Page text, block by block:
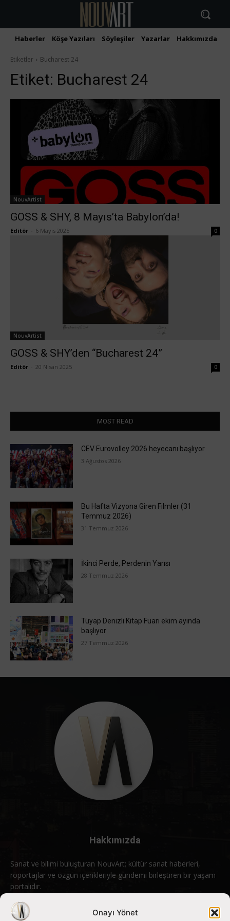
Onayı Yönet
Haberler Köşe Yazıları Söyleşiler Yazarlar Hakkımızda
Etiketler Bucharest 24
Etiket: Bucharest 24
NouvArtist
GOSS & SHY, 8 Mayıs’ta Babylon’da!
Editör 6 Mayıs 2025 0
NouvArtist
GOSS & SHY’den “Bucharest 24”
Editör 20 Nisan 2025 0
MOST READ
CEV Eurovolley 2026 heyecanı başlıyor
3 Ağustos 2026
Bu Hafta Vizyona Giren Filmler (31
Temmuz 2026)
31 Temmuz 2026
İkinci Perde, Perdenin Yarısı
28 Temmuz 2026
Tüyap Denizli Kitap Fuarı ekim ayında
başlıyor
27 Temmuz 2026
Hakkımızda
Sanat ve bilimi buluşturan NouvArt; kültür sanat haberleri,
röportajlar ve özgün içerikleriyle gündemi birleştiren bir yaşam
portalıdır.
Bizimle iletişime geçin: info@nouvart.net